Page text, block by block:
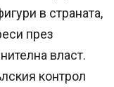
в страната,
през
власт.
контрол